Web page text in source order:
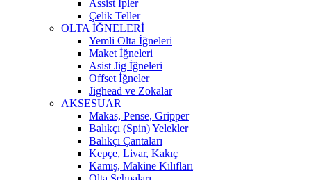
Assist İpler
Çelik Teller
OLTA İĞNELERİ
Yemli Olta İğneleri
Maket İğneleri
Asist Jig İğneleri
Offset İğneler
Jighead ve Zokalar
AKSESUAR
Makas, Pense, Gripper
Balıkçı (Spin) Yelekler
Balıkçı Çantaları
Kepçe, Livar, Kakıç
Kamış, Makine Kılıfları